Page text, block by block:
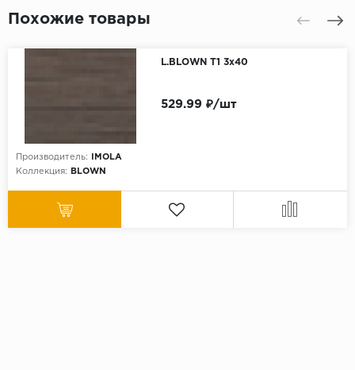
Похожие товары
L.BLOWN T1 3x40
Производитель:
IMOLA
Коллекция:
BLOWN
529.99 ₽/шт